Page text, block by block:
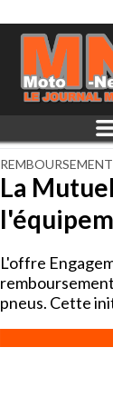
La
L'offre
pneus. Cette